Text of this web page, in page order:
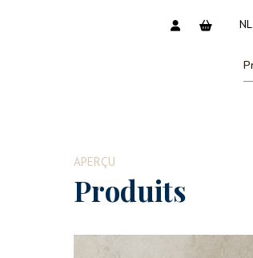
NL
APERÇU
Produits